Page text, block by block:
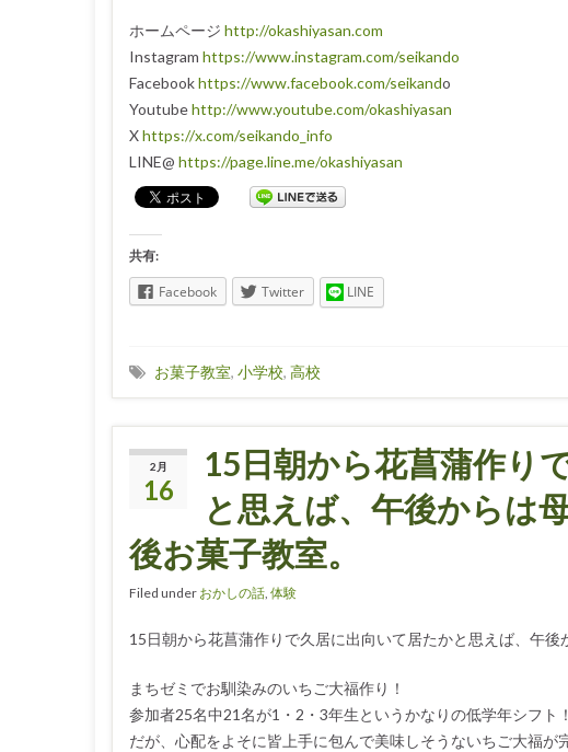
ホームページ http://okashiyasan.com
Instagram https://www.instagram.com/seikando
Facebookhttps://www.facebook.com/seikando
Youtubehttp://www.youtube.com/okashiyasan
Xhttps://x.com/seikando_info
LINE@ https://page.line.me/okashiyasan
共有:
Facebook Twitter LINE
お菓子教室, 小学校, 高校
2月
16
15日朝から花菖蒲作り
と思えば、午後からは
後お菓子教室。
Filed under おかしの話 体験
15日朝から花菖蒲作りで久居に出向いて居たかと思えば、午後
まちゼミでお馴染みのいちご大福作り！
参加者25名中21名が1・2・3年生というかなりの低学年シフト！
だが、心配をよそに皆上手に包んで美味しそうないちご大福が